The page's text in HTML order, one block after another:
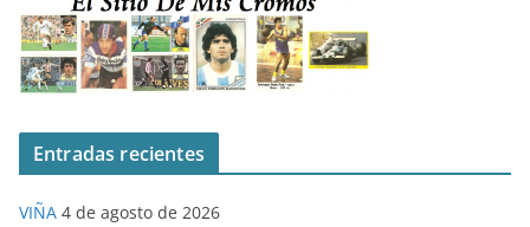
Entradas recientes
VIÑA 4 de agosto de 2026